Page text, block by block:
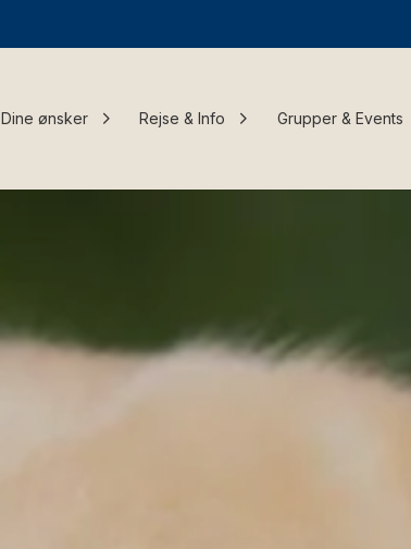
Dine ønsker Rejse & Info Grupper & Events